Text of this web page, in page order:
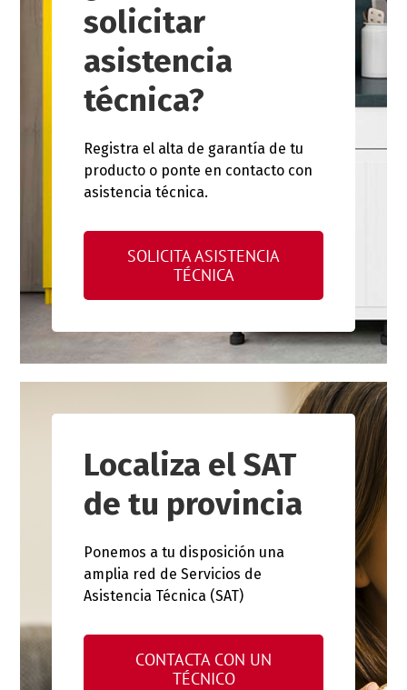
solicitar
asistencia
técnica?
Registra el alta de garantía de tu
producto o ponte en contacto con
asistencia técnica.
SOLICITA ASISTENCIA
TÉCNICA
Localiza el SAT
de tu provincia
Ponemos a tu disposición una
amplia red de Servicios de
Asistencia Técnica (SAT)
CONTACTA CON UN
TÉCNICO